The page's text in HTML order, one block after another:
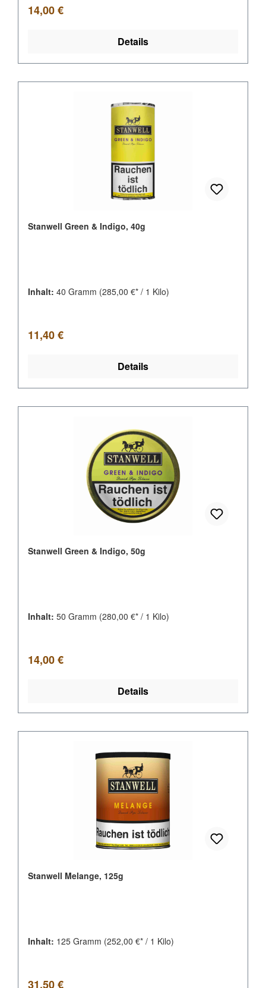
Regulärer Preis:
14,00 €
Details
Stanwell Green & Indigo, 40g
Inhalt: 40 Gramm (285,00 €* / 1 Kilo)
Regulärer Preis:
11,40 €
Details
Stanwell Green & Indigo, 50g
Inhalt: 50 Gramm (280,00 €* / 1 Kilo)
Regulärer Preis:
14,00 €
Details
Stanwell Melange, 125g
Inhalt: 125 Gramm (252,00 €* / 1 Kilo)
Regulärer Preis:
31,50 €